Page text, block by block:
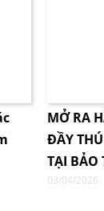
MỞ RA
ĐẦY
TẠI BẢO
03/04/2026